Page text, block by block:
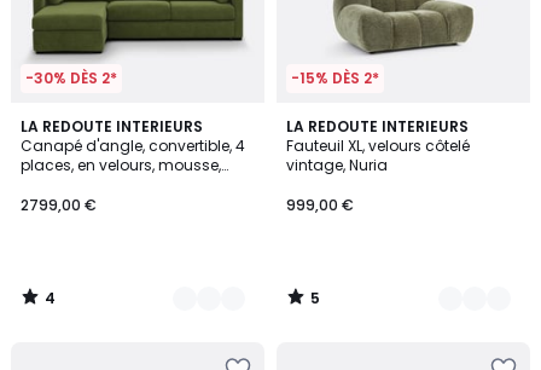
-30% DÈS 2*
LA REDOUTE INTERIEURS
Canapé d'angle, convertible, 4
places, en velours, mousse,
2799,00 €
4
/
5
7
Couleurs
4
/
-15% DÈS 2*
LA REDOUTE INTERIEURS
Fauteuil XL, velours côtelé
vintage, Nuria
999,00 €
5
/
5
4
Couleurs
5
/